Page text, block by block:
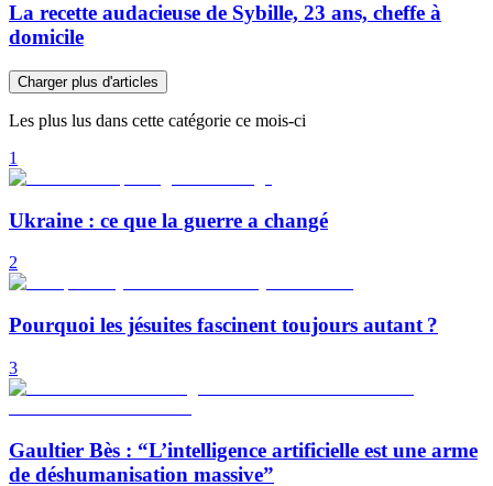
La recette audacieuse de Sybille, 23 ans, cheffe à
domicile
Charger plus d'articles
Les plus lus dans cette catégorie ce mois-ci
1
Ukraine : ce que la guerre a changé
2
Pourquoi les jésuites fascinent toujours autant ?
3
Gaultier Bès : “L’intelligence artificielle est une arme
de déshumanisation massive”